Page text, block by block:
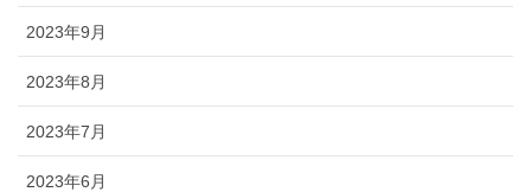
2023年9月
2023年8月
2023年7月
2023年6月